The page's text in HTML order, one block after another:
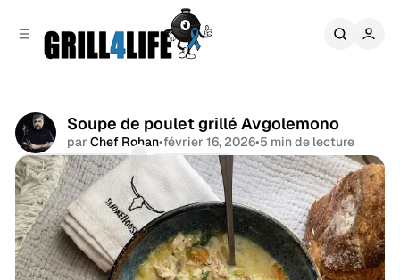
Soupe de poulet grillé Avgolemono
par Chef Rohan•février 16, 2026•5 min de lecture
Commentaires
Partager